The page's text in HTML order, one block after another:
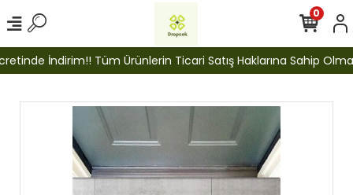
İndirim!! Tüm Ürünlerin Ticari Satış Haklarına Sahip
0